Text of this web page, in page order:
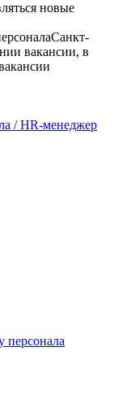
новые
Санкт-
вакансии, в
/ HR-менеджер
персонала